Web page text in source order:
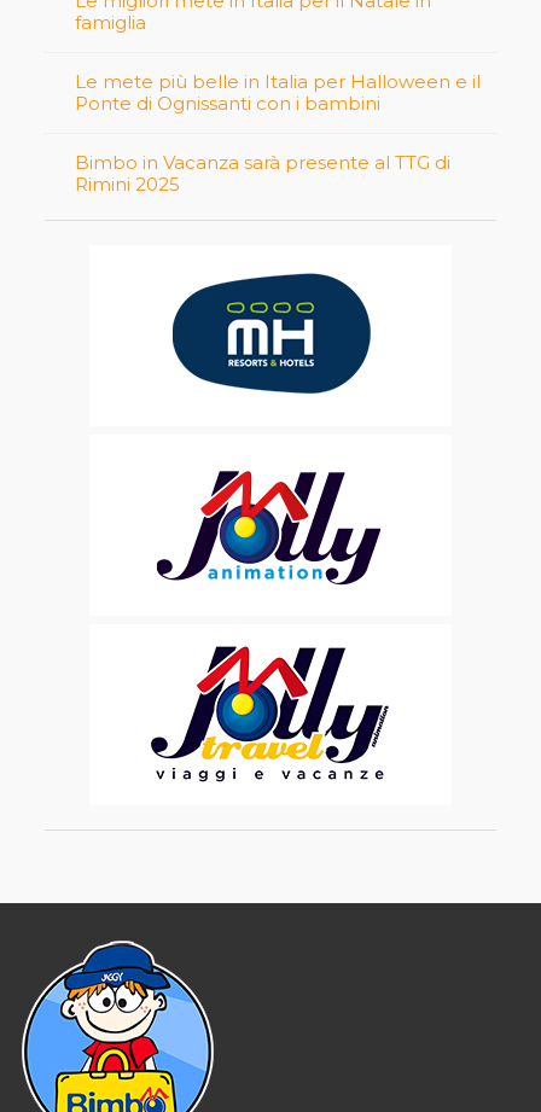
famiglia
Le mete più belle in Italia per Halloween e il
Ponte di Ognissanti con i bambini
Bimbo in Vacanza sarà presente al TTG di
Rimini 2025